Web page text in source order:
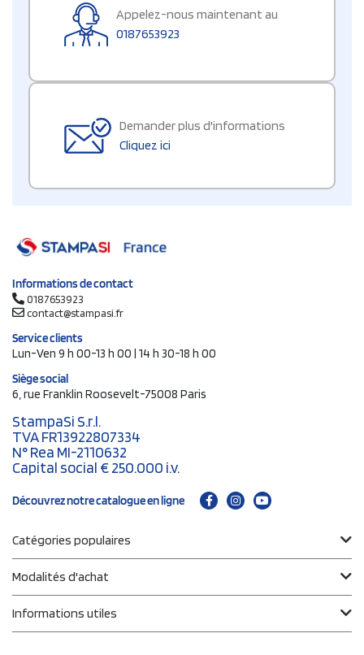
Appelez-nous maintenant au
0187653923
Demander plus d'informations
Cliquez ici
Informations de contact
0187653923
contact@stampasi.fr
Service clients
Lun-Ven 9 h 00-13 h 00 | 14 h 30-18 h 00
Siège social
6, rue Franklin Roosevelt-75008 Paris
StampaSi S.r.l.
TVA FR13922807334
N° Rea MI-2110632
Capital social € 250.000 i.v.
Découvrez notre catalogue en ligne
Catégories populaires
Modalités d'achat
Informations utiles